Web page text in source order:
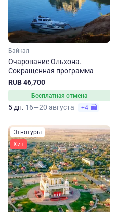
Байкал
Очарование Ольхона.
Сокращенная программа
RUB 46,700
Бесплатная отмена
5 дн. 16—20 августа +4
Этнотуры
Хит